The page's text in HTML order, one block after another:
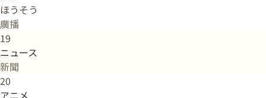
ほうそう
廣播
19
ニュース
新聞
20
アニメ